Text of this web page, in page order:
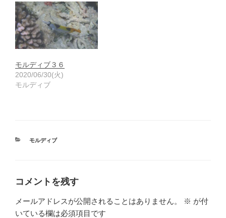
モルディブ３６
2020/06/30(火)
モルディブ
カ
モルディブ
コメントを残す
メールアドレスが公開されることはありません。 ※ が付
いている欄は必須項目です